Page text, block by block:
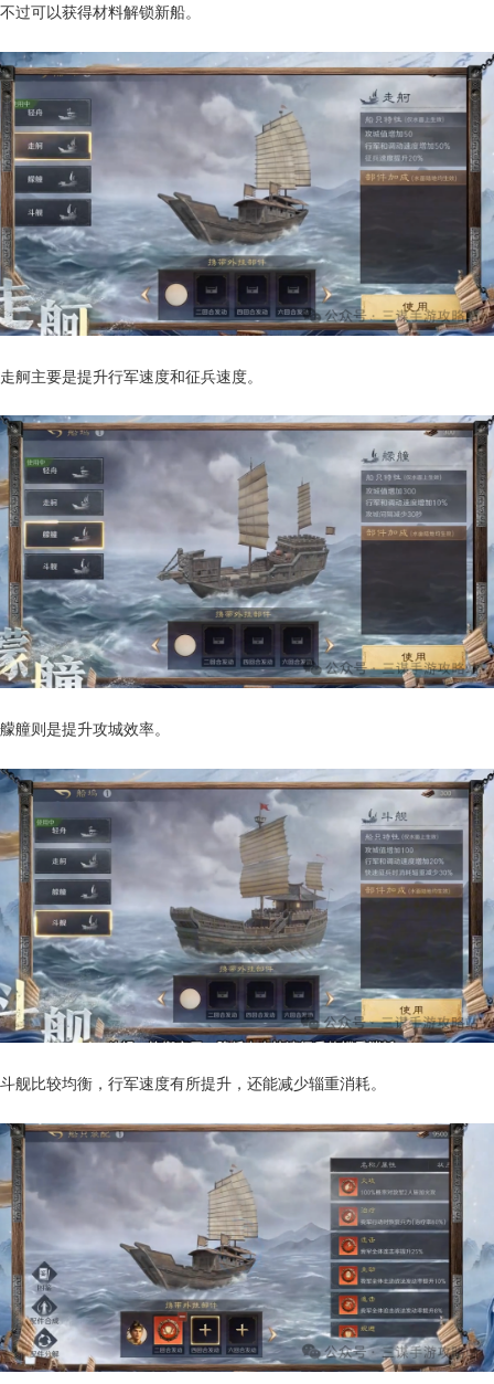
不过可以获得材料解锁新船。
走舸主要是提升行军速度和征兵速度。
艨艟则是提升攻城效率。
斗舰比较均衡，行军速度有所提升，还能减少辎重消耗。